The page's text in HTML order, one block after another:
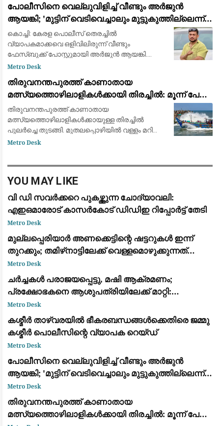
അനന്ത്‌നാഗ്, ഷ
പോലീസിനെ വെല്ലുവിളിച്ച് വീണ്ടും അർജുൻ
ആയങ്കി; 'മുട്ടിന് വെടിവെച്ചാലും മുട്ടുകുത്തില്ലെന്ന്'
ഫേസ്ബുക്ക് പോസ്റ്റ്
കൊച്ചി: കേരള പൊലീസ് തെരച്ചിൽ
വ്യാപകമാക്കവെ ഒളിവിലിരുന്ന് വീണ്ടും
ഫേസ്ബുക്ക് പോസ്റ്റുമായി അ‍ർജുൻ ആയങ്കി.
കടലിലകപ്പെട്ട മത്സ്യത്തൊഴിലാളികളുടെ
റോഡിലിരുന്ന് കര
Metro Desk
തിരുവനന്തപുരത്ത് കാണാതായ
മത്സ്യത്തൊഴിലാളികൾക്കായി തിരച്ചിൽ: മൂന്ന് പേരെ
കാണാതായിട്ട് ഇന്ന് 9 ദിവസം
തിരുവനന്തപുരത്ത് കാണാതായ
മത്സ്യത്തൊഴിലാളികൾക്കായുള്ള തിരച്ചിൽ
പുലർച്ചെ തുടങ്ങി. മുതലപ്പൊഴിയിൽ വള്ളം മറിഞ്ഞ്
കാണാതായ ഷിജിനെയും ,വിഴിഞ്ഞത്ത്
Metro Desk
YOU MAY LIKE
വി ഡി സവർക്കറെ പുകഴ്ത്തുന്ന ചോദ്യാവലി:
എഇഒമാരോട് കാസർകോട് ഡിഡിഇ റിപ്പോർട്ട് തേടി
Metro Desk
മുല്ലപ്പെരിയാർ അണക്കെട്ടിന്റെ ഷട്ടറുകൾ ഇന്ന്
തുറക്കും; തമിഴ്‌നാട്ടിലേക്ക് വെള്ളമൊഴുക്കുന്നത്
കാർഷിക-കുടിവെള്ള ആവശ്യങ്ങൾക്ക്
Metro Desk
ചർച്ചകൾ പരാജയപ്പെട്ടു, മഷി ആക്രമണം;
പ്രക്ഷോഭകനെ ആശുപത്രിയിലേക്ക് മാറ്റി:
ജാർഖണ്ഡിലെ വിദ്യാർത്ഥി സമരം 15-ാം
ദിവസത്തിലേക്ക്
Metro Desk
കശ്മീർ താഴ്‌വരയിൽ ഭീകരബന്ധങ്ങൾക്കെതിരെ ജമ്മു
കശ്മീർ പൊലീസിന്റെ വ്യാപക റെയ്ഡ്
Metro Desk
പോലീസിനെ വെല്ലുവിളിച്ച് വീണ്ടും അർജുൻ
ആയങ്കി; 'മുട്ടിന് വെടിവെച്ചാലും മുട്ടുകുത്തില്ലെന്ന്'
ഫേസ്ബുക്ക് പോസ്റ്റ്
Metro Desk
തിരുവനന്തപുരത്ത് കാണാതായ
മത്സ്യത്തൊഴിലാളികൾക്കായി തിരച്ചിൽ: മൂന്ന് പേരെ